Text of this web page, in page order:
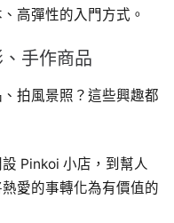
高彈性的入門方式。
手作商品
拍風景照？這些興趣都
Pinkoi 小店，到幫人
愛的事轉化為有價值的